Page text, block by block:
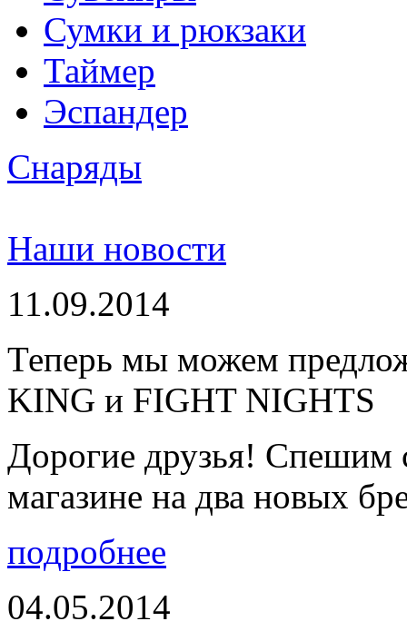
Сумки и рюкзаки
Таймер
Эспандер
Снаряды
Наши новости
11.09.2014
Теперь мы можем
KING и FIGHT NIGHTS
Дорогие друзья! Спешим
магазине на два новых
подробнее
04.05.2014